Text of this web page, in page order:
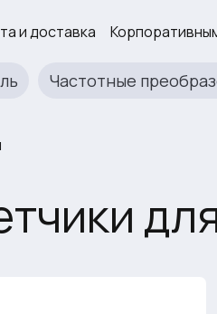
и доставка
Частотные